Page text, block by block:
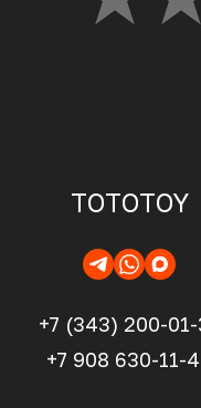
TOTOTOY
+7 (343) 200-01-
+7 908 630-11-